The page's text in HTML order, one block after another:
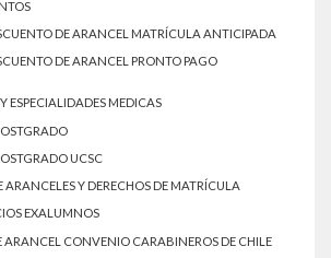
DE ARANCEL MATRÍCULA ANTICIPADA
DE ARANCEL PRONTO PAGO
ESPECIALIDADES MEDICAS
UCSC
ARANCELES Y DERECHOS DE MATRÍCULA
EXALUMNOS
ARANCEL CONVENIO CARABINEROS DE CHILE